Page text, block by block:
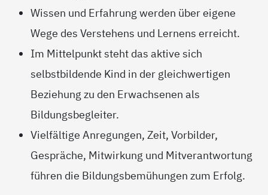
Wissen und Erfahrung werden über eigene
Wege des Verstehens und Lernens erreicht.
Im Mittelpunkt steht das aktive sich
selbstbildende Kind in der gleichwertigen
Beziehung zu den Erwachsenen als
Bildungsbegleiter.
Vielfältige Anregungen, Zeit, Vorbilder,
Gespräche, Mitwirkung und Mitverantwortung
führen die Bildungsbemühungen zum Erfolg.